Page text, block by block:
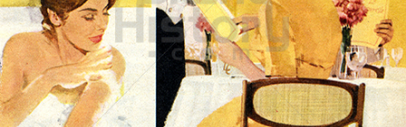
Die Seife Fa
Henkel Central Eastern Europe GmbH
1963